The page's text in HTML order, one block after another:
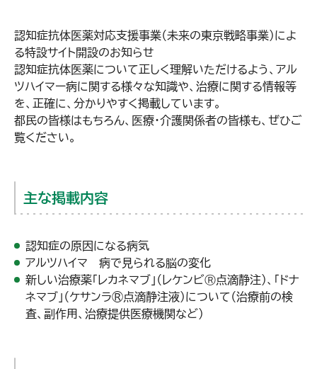
認知症抗体医薬対応支援事業（未来の東京戦略事業）によ
る特設サイト開設のお知らせ
認知症抗体医薬について正しく理解いただけるよう、アル
ツハイマー病に関する様々な知識や、治療に関する情報等
を、正確に、分かりやすく掲載しています。
都民の皆様はもちろん、医療・介護関係者の皆様も、ぜひご
覧ください。
主な掲載内容
認知症の原因になる病気
アルツハイマ―病で見られる脳の変化
新しい治療薬「レカネマブ」（レケンビⓇ点滴静注）、「ドナ
ネマブ」（ケサンラ®点滴静注液）について（治療前の検
査、副作用、治療提供医療機関など）